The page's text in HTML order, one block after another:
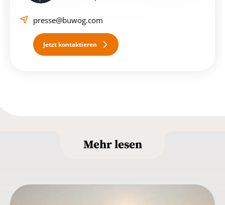
presse@buwog.com
Jetzt kontaktieren
Mehr lesen